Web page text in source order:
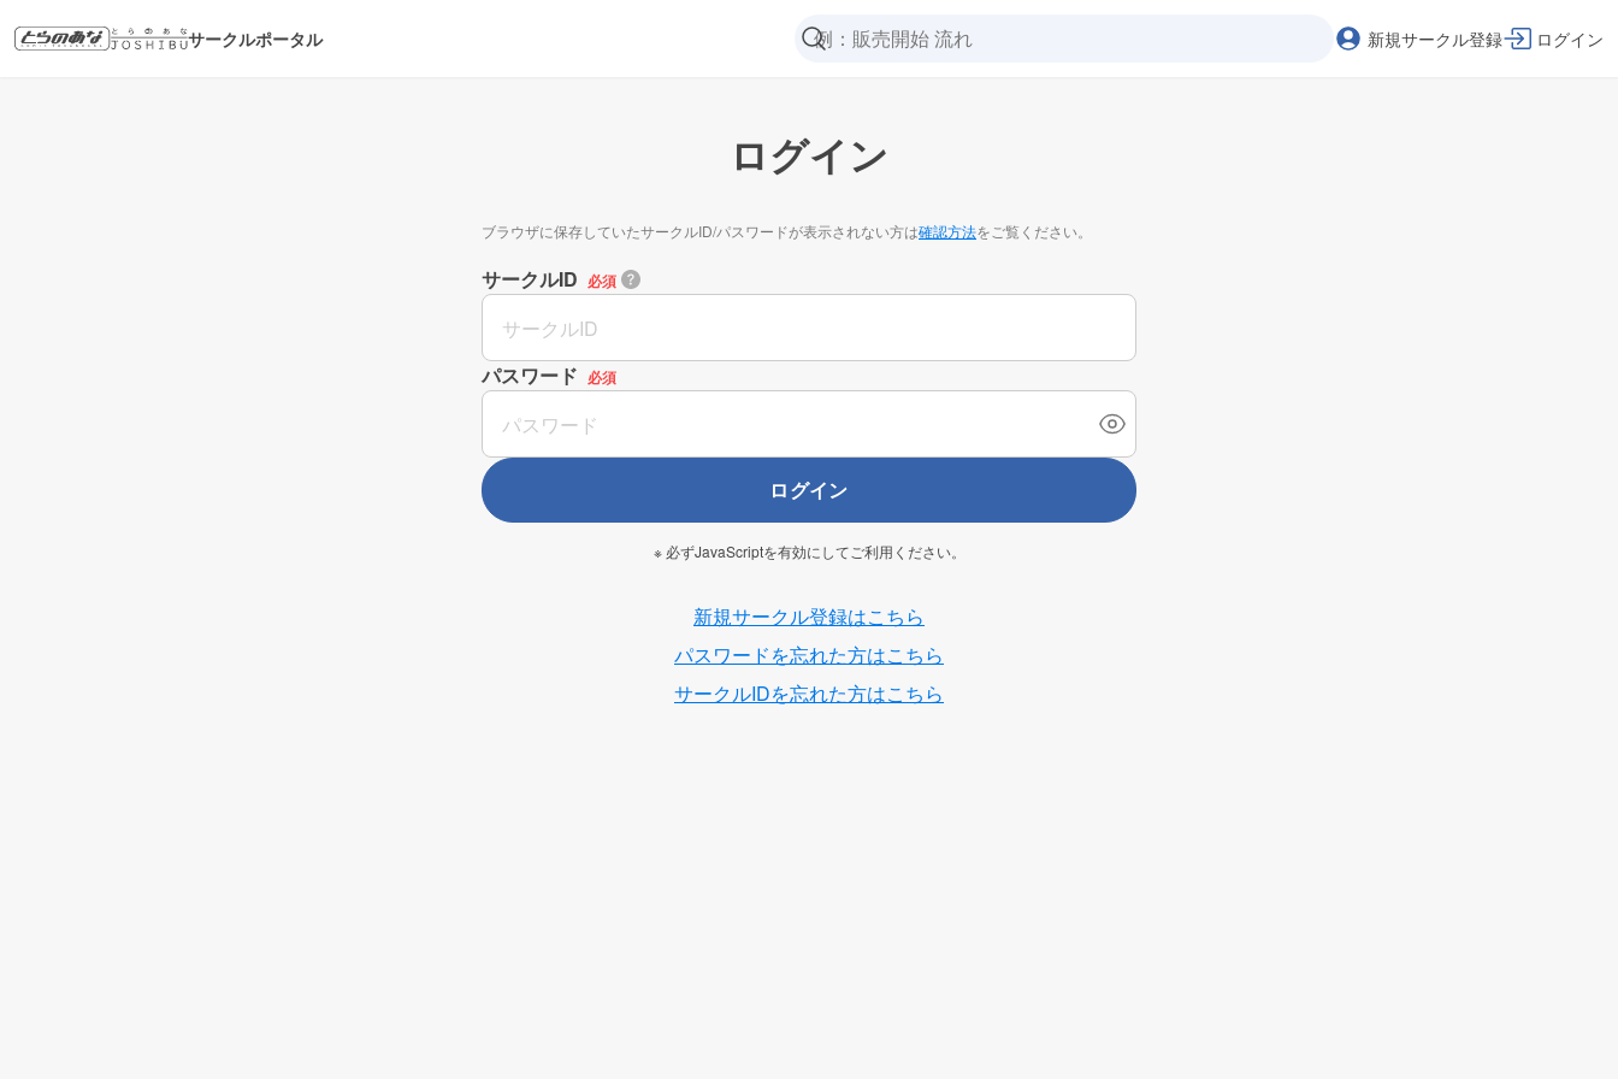
サークルポータル 新規サークル登録 ログイン
ログイン
ブラウザに保存していたサークルID/パスワードが表示されない方は確認方法をご覧ください。
サークルID 必須
パスワード 必須
ログイン
※ 必ずJavaScriptを有効にしてご利用ください。
新規サークル登録はこちら
パスワードを忘れた方はこちら
サークルIDを忘れた方はこちら